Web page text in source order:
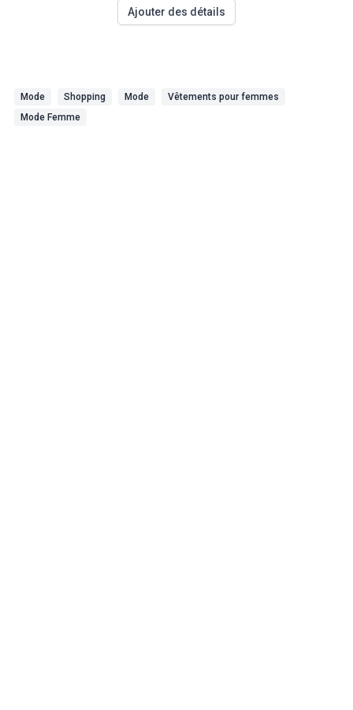
Ajouter des détails
Mode Shopping Mode
Vêtements pour femmes
Mode Femme